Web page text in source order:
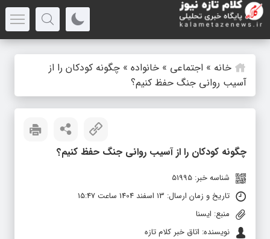
خانه » اجتماعی » خانواده » چگونه کودکان را از
آسیب روانی جنگ حفظ کنیم؟
چگونه کودکان را از آسیب روانی جنگ حفظ کنیم؟
شناسه خبر: 51995
تاریخ و زمان ارسال: 13 اسفند 1404 ساعت 15:47
منبع: ایسنا
نویسنده: اتاق خبر کلام تازه